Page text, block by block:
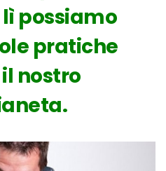
possiamo
pratiche
nostro